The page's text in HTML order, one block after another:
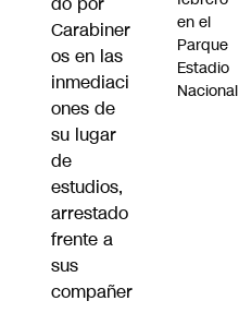
Carabiner
os en las
inmediaci
ones de
su lugar
de
estudios,
arrestado
frente a
sus
compañer
en el
Parque
Estadio
Nacional